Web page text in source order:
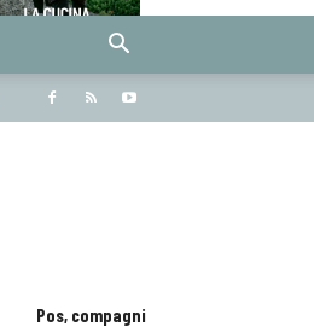
dolcegiornale
Pos, compagni